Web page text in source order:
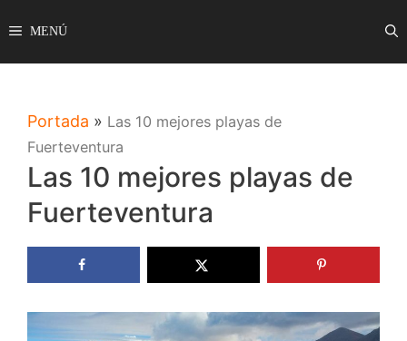
al
contenido
MENÚ
Portada » Las 10 mejores playas de
Fuerteventura
Las 10 mejores playas de
Fuerteventura